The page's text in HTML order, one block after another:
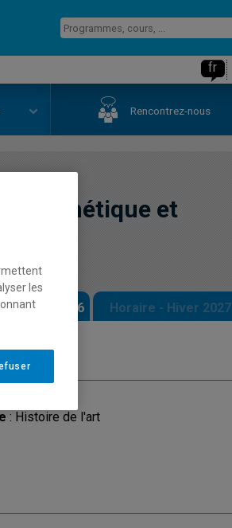
fr
Rencontrez-nous
: esthétique et
2026 Horaire - Hiver 2027
: Histoire de l'art
les